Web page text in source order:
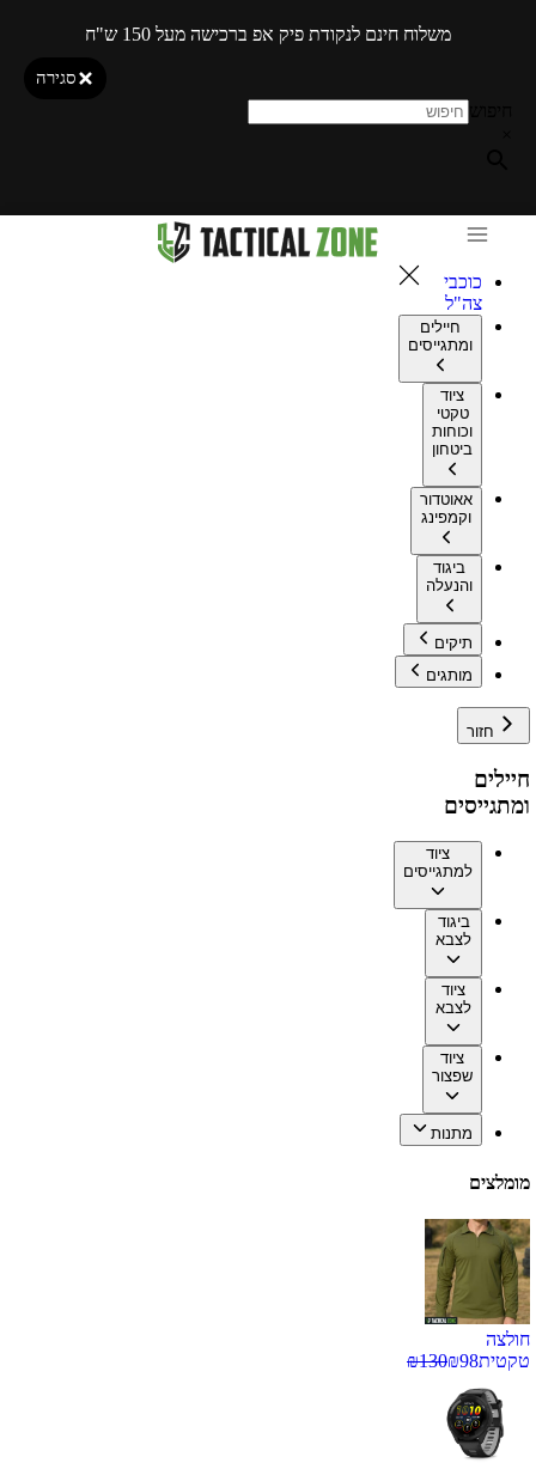
משלוח חינם לנקודת פיק אפ ברכישה מעל 150 ש"ח
סגירה
כוכבי
צה"ל
חיילים
ומתגייסים
ציוד
טקטי
וכוחות
ביטחון
אאוטדור
וקמפינג
ביגוד
והנעלה
תיקים
מותגים
חזור
חיילים
ומתגייסים
ציוד
למתגייסים
ביגוד
לצבא
ציוד
לצבא
ציוד
שפצור
מתנות
מומלצים
חולצה
טקטית
₪98
₪130